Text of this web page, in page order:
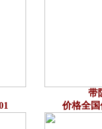
带
价格全国